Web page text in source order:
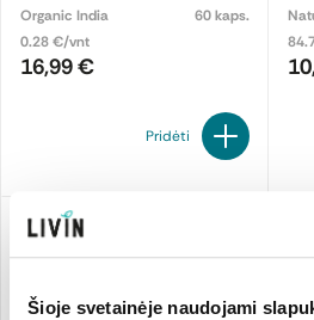
Šioje svetainėje naudojami
Organic India
60 kaps.
0.28 €/vnt
16,99 €
Pridėti